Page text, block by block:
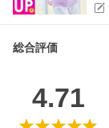
総合評価
4.71